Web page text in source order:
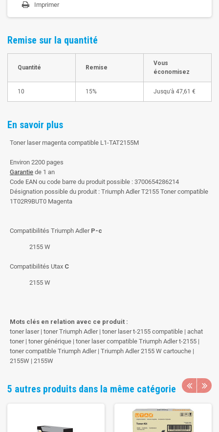
Imprimer
Remise sur la quantité
Quantité Remise
Vous
économisez
10 15% Jusqu'à 47,61 €
En savoir plus
Toner laser magenta compatible L1-TAT2155M
Environ 2200 pages
Garantie de 1 an
Code EAN ou code barre du produit possible : 3700654286214
Désignation possible du produit : Triumph Adler T2155 Toner compatible
1T02R9BUT0 Magenta
Compatibilités Triumph Adler P-c
2155 W
Compatibilités Utax C
2155 W
Mots clés en relation avec ce produit :
toner laser | toner Triumph Adler | toner laser t-2155 compatible | achat
toner | toner générique | toner laser compatible Triumph Adler t-2155 |
toner compatible Triumph Adler | Triumph Adler 2155 W cartouche |
2155W | 2155W
5 autres produits dans la même catégorie